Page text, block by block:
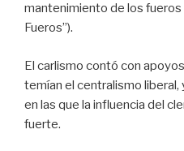
mantenimiento de los fueros
Fueros”).
El carlismo contó con
temían el centralismo
en las que la influencia del
fuerte.